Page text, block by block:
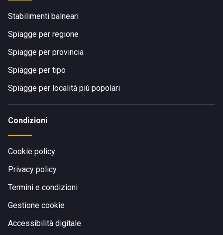
Stabilimenti balneari
Spiagge per regione
Spiagge per provincia
Spiagge per tipo
Spiagge per località più popolari
Condizioni
Cookie policy
Privacy policy
Termini e condizioni
Gestione cookie
Accessibilità digitale